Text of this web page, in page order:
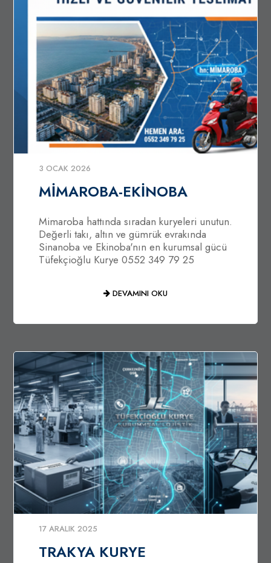
3 OCAK 2026
MİMAROBA-EKİNOBA
Mimaroba hattında sıradan kuryeleri unutun.
Değerli takı, altın ve gümrük evrakında
Sinanoba ve Ekinoba'nın en kurumsal gücü
Tüfekçioğlu Kurye 0552 349 79 25
DEVAMINI OKU
17 ARALIK 2025
TRAKYA KURYE